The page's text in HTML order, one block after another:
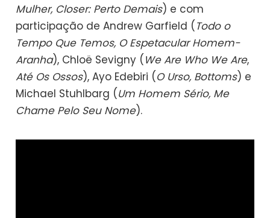
Mulher, Closer: Perto Demais) e com
participação de Andrew Garfield ( Todo o
Tempo Que Temos, O Espetacular Homem-
Aranha), Chloë Sevigny ( We Are Who We Are,
Até Os Ossos), Ayo Edebiri (O Urso, Bottoms) e
Michael Stuhlbarg (Um Homem Sério, Me
Chame Pelo Seu Nome).